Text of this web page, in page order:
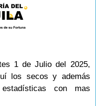
1 de Julio del 2025,
los secos y además
con mas